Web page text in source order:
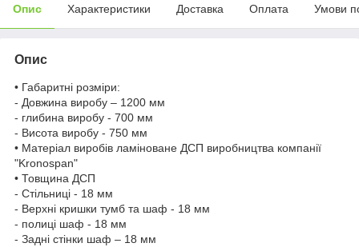
Опис Характеристики Доставка Оплата Умови
Опис
• Габаритні розміри:
- Довжина виробу – 1200 мм
- глибина виробу - 700 мм
- Висота виробу - 750 мм
• Матеріал виробів ламіноване ДСП виробництва компанії
"Kronospan"
• Товщина ДСП
- Стільниці - 18 мм
- Верхні кришки тумб та шаф - 18 мм
- полиці шаф - 18 мм
- Задні стінки шаф – 18 мм